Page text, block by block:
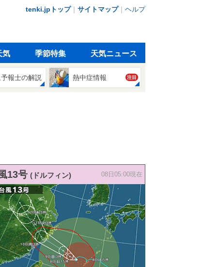
tenki.jpトップ｜ サイトマップ｜ ヘルプ
気 季節特集 天気ニュース
報士の解説 熱中症情報 注目
13号 (ドルフィン) 08日05:00現在